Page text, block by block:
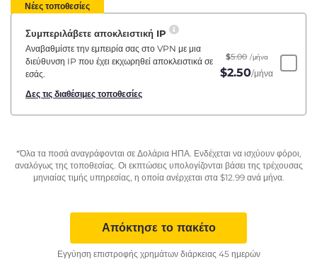
Νέες τοποθεσίες
Συμπεριλάβετε αποκλειστική IP
Αναβαθμίστε την εμπειρία σας στο VPN με μια
διεύθυνση IP που έχει εκχωρηθεί αποκλειστικά σε
εσάς.
Δες τις διαθέσιμες τοποθεσίες
$5.00 /μήνα
$2.50/μήνα
*Όλα τα ποσά αναγράφονται σε Δολάρια ΗΠΑ. Ενδέχεται να ισχύουν φόροι,
αναλόγως της τοποθεσίας. Οι εκπτώσεις υπολογίζονται βάσει της τρέχουσας
μηνιαίας τιμής υπηρεσίας, η οποία ανέρχεται στα $12.99ανά μήνα.
Απόκτησε το πακέτο
Εγγύηση επιστροφής χρημάτων διάρκειας 45 ημερών